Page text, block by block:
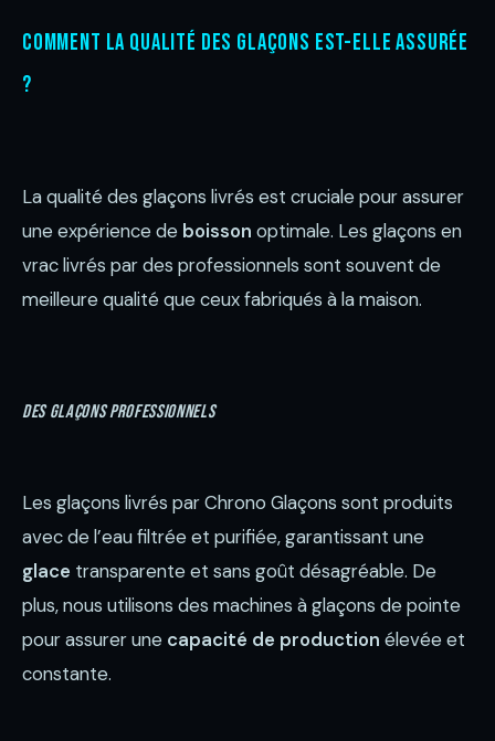
Comment la qualité des glaçons est-elle assurée
?
La qualité des glaçons livrés est cruciale pour assurer
une expérience de boisson optimale. Les glaçons en
vrac livrés par des professionnels sont souvent de
meilleure qualité que ceux fabriqués à la maison.
Des glaçons professionnels
Les glaçons livrés par Chrono Glaçons sont produits
avec de l’eau filtrée et purifiée, garantissant une
glace transparente et sans goût désagréable. De
plus, nous utilisons des machines à glaçons de pointe
pour assurer une capacité de production élevée et
constante.